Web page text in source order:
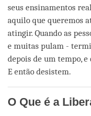
seus ensinamentos
aquilo que queremos
atingir. Quando as
e muitas pulam -
depois de um tempo,
E então desistem.
O Que é a